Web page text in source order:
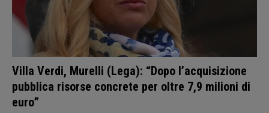
Villa Verdi, Murelli (Lega): “Dopo l’acquisizione
pubblica risorse concrete per oltre 7,9 milioni di
euro”